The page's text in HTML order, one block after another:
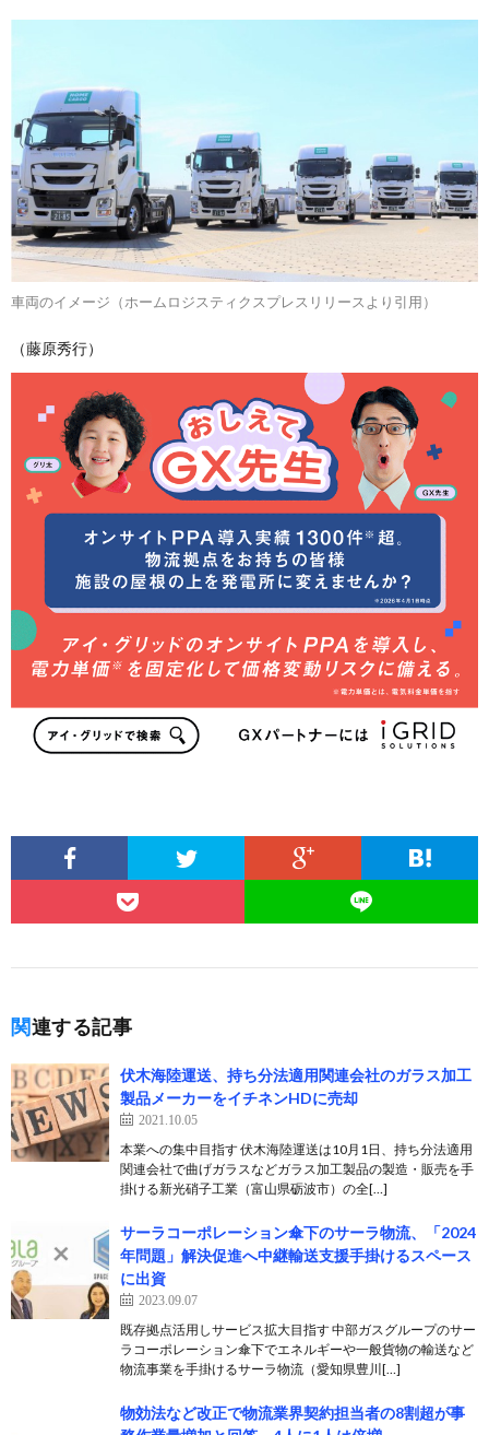
車両のイメージ（ホームロジスティクスプレスリリースより引用）
（藤原秀行）
関連する記事
伏木海陸運送、持ち分法適用関連会社のガラス加工
製品メーカーをイチネンHDに売却
2021.10.05
本業への集中目指す 伏木海陸運送は10月1日、持ち分法適用
関連会社で曲げガラスなどガラス加工製品の製造・販売を手
掛ける新光硝子工業（富山県砺波市）の全[…]
サーラコーポレーション傘下のサーラ物流、「2024
年問題」解決促進へ中継輸送支援手掛けるスペース
に出資
2023.09.07
既存拠点活用しサービス拡大目指す 中部ガスグループのサー
ラコーポレーション傘下でエネルギーや一般貨物の輸送など
物流事業を手掛けるサーラ物流（愛知県豊川[…]
物効法など改正で物流業界契約担当者の8割超が事